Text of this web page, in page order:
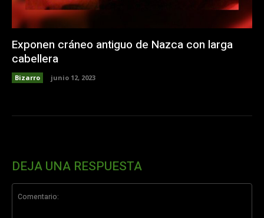
Exponen cráneo antiguo de Nazca con larga
cabellera
Bizarro junio 12, 2023
DEJA UNA RESPUESTA